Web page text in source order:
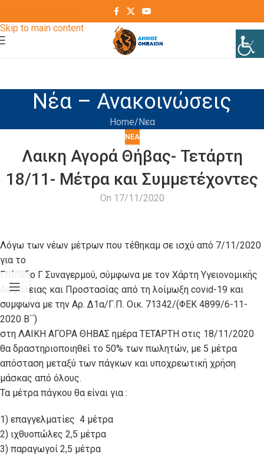
Skip to main content
Νέα – Ανακοινώσεις
Home Νεα
ΝΕΑ
Λαικη Αγορά Θήβας- Τετάρτη
18/11- Μέτρα και Συμμετέχοντες
On 17/11/2020
Λόγω των νέων μέτρων που τέθηκαμ σε ισχύ από 7/11/2020
για το
Επίπεδο Γ Συναγερμού, σύμφωνα με τον Χάρτη Υγειονομικής
Ασφάλειας και Προστασίας από τη λοίμωξη covid-19 και
σύμφωνα με την Αρ. Δ1α/Γ.Π. Οικ. 71342/(ΦΕΚ 4899/6-11-
2020 Β΄΄)
στη ΛΑΙΚΗ ΑΓΟΡΑ ΘΗΒΑΣ ημέρα ΤΕΤΑΡΤΗ στις 18/11/2020
θα δραστηριοποιηθεί το 50% των πωλητών, με 5 μέτρα
απόσταση μεταξύ των πάγκων και υποχρεωτική χρήση
μάσκας από όλους.
Τα μέτρα πάγκου θα είναι για :
1) επαγγελματίες 4 μέτρα
2) ιχθυοπώλες 2,5 μέτρα
3) παραγωγοί 2,5 μέτρα